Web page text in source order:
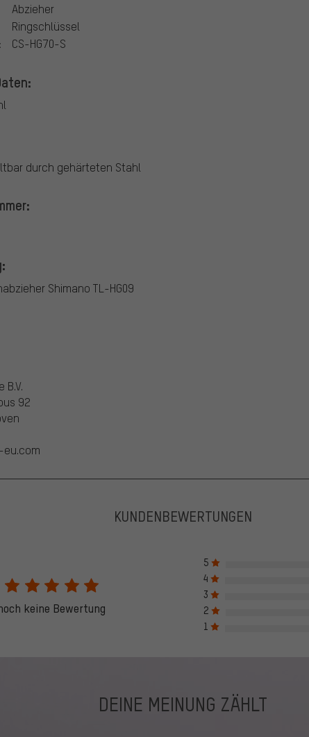
Abzieher
Ringschlüssel
CS-HG70-S
durch gehärteten Stahl
Shimano TL-HG09
B.V.
92
KUNDENBEWERTUNGEN
keine Bewertung
5
4
3
2
1
DEINE MEINUNG ZÄHLT